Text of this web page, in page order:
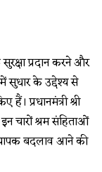
प्रदान करने और
के उद्देश्य से
प्रधानमंत्री श्री
चारों श्रम संहिताओं
बदलाव आने की